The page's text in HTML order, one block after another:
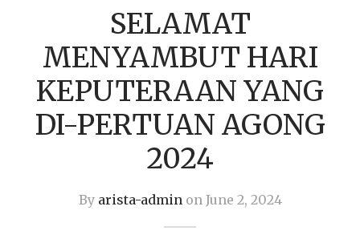
SELAMAT
MENYAMBUT HARI
KEPUTERAAN YANG
DI-PERTUAN AGONG
2024
By arista-admin on June 2, 2024
& Bracelet